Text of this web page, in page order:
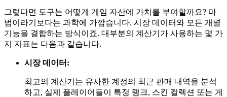
그렇다면 도구는 어떻게 게임 자산에 가치를 부여할까요? 마
법이라기보다는 과학에 가깝습니다. 시장 데이터와 모든 개별
기능을 결합하는 방식이죠. 대부분의 계산기가 사용하는 몇 가
지 지표는 다음과 같습니다.
시장 데이터:
최고의 계산기는 유사한 계정의 최근 판매 내역을 분석
하고, 실제 플레이어들이 특정 랭크, 스킨 컬렉션 또는 게